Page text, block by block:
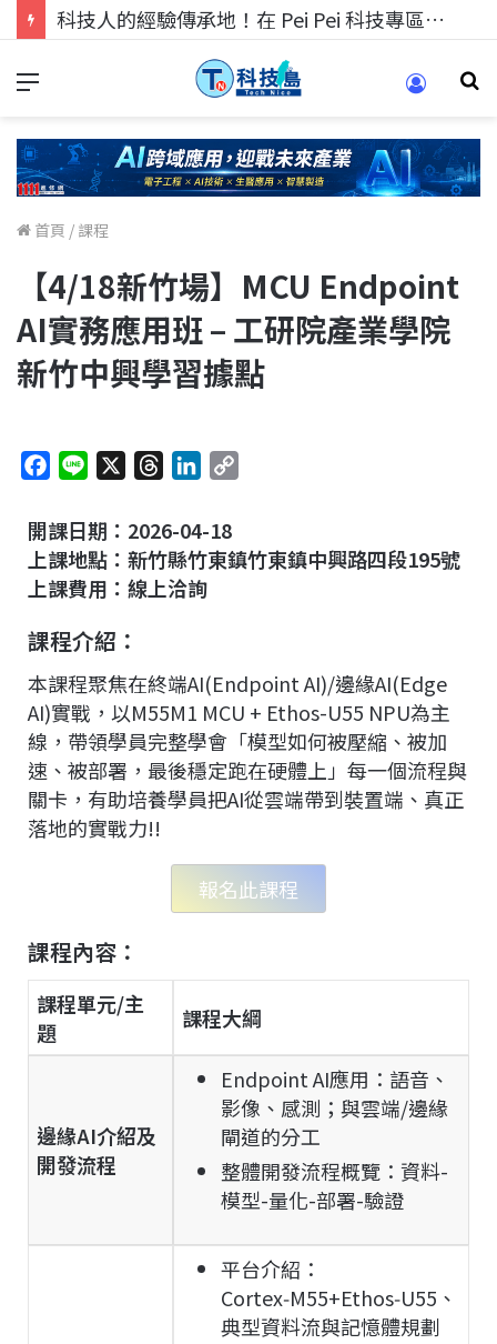
科技人的經驗傳承地！在 Pei Pei 科技專區，與學弟妹交流最硬核的技術
首頁 / 課程
【4/18新竹場】MCU Endpoint
AI實務應用班 – 工研院產業學院
新竹中興學習據點
c
e
b
o
n
e
r
e
a
k
e
y
開課日期：2026-04-18
上課地點：新竹縣竹東鎮竹東鎮中興路四段195號
上課費用：線上洽詢
課程介紹：
本課程聚焦在終端AI(Endpoint AI)/邊緣AI(Edge
AI)實戰，以M55M1 MCU + Ethos-U55 NPU為主
線，帶領學員完整學會「模型如何被壓縮、被加
速、被部署，最後穩定跑在硬體上」每一個流程與
關卡，有助培養學員把AI從雲端帶到裝置端、真正
落地的實戰力!!
報名此課程
課程內容：
課程單元/主
題
課程大綱
邊緣AI介紹及
開發流程
Endpoint AI應用：語音、
影像、感測；與雲端/邊緣
閘道的分工
整體開發流程概覽：資料-
模型-量化-部署-驗證
平台介紹：
Cortex‑M55+Ethos‑U55、
典型資料流與記憶體規劃